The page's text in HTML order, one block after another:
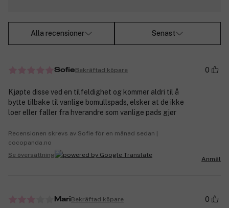
Alla recensioner Senast
SofieBekräftad köpare 0
Kjøpte disse ved en tilfeldighet og kommer aldri til å
bytte tilbake til vanlige bomullspads, elsker at de ikke
loer eller faller fra hverandre som vanlige pads gjør
Recensionen skrevs av Sofie för en månad sedan |
cocopanda.no
Se översättning
Anmäl
MariBekräftad köpare 0